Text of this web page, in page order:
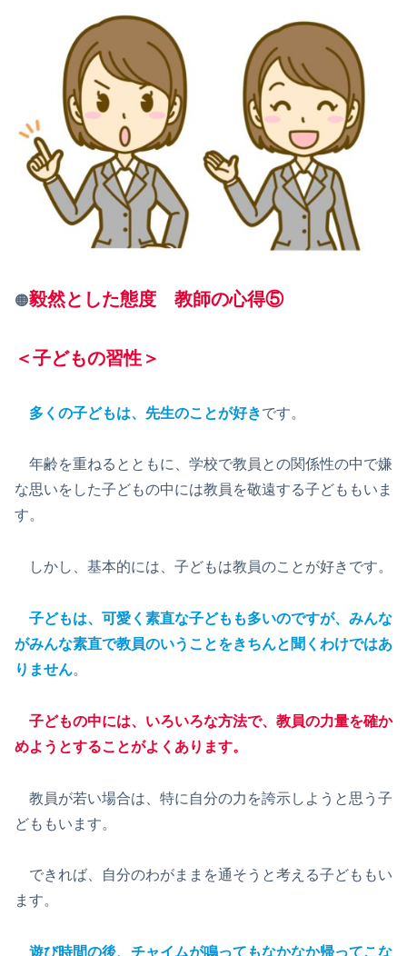
🟠毅然とした態度 教師の心得⑤
＜子どもの習性＞
多くの子どもは、先生のことが好きです。
年齢を重ねるとともに、学校で教員との関係性の中で嫌
な思いをした子どもの中には教員を敬遠する子どももいま
す。
しかし、基本的には、子どもは教員のことが好きです。
子どもは、可愛く素直な子どもも多いのですが、みんな
がみんな素直で教員のいうことをきちんと聞くわけではあ
りません。
子どもの中には、いろいろな方法で、教員の力量を確か
めようとすることがよくあります。
教員が若い場合は、特に自分の力を誇示しようと思う子
どももいます。
できれば、自分のわがままを通そうと考える子どももい
ます。
遊び時間の後、チャイムが鳴ってもなかなか帰ってこな